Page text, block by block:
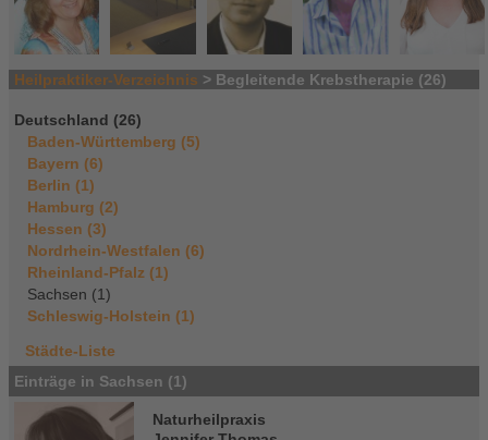
Heilpraktiker-Verzeichnis > Begleitende Krebstherapie (26)
Deutschland (26)
Baden-Württemberg (5)
Bayern (6)
Berlin (1)
Hamburg (2)
Hessen (3)
Nordrhein-Westfalen (6)
Rheinland-Pfalz (1)
Sachsen (1)
Schleswig-Holstein (1)
Städte-Liste
Einträge in Sachsen (1)
Naturheilpraxis